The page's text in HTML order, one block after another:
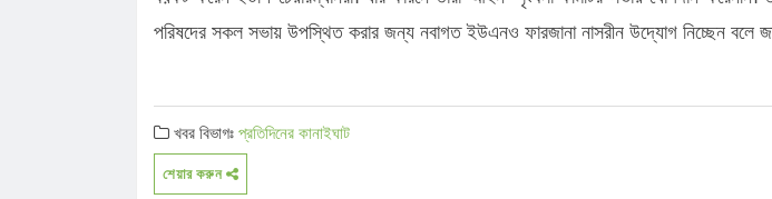
পরিষদের সকল সভায় উপস্থিত করার জন্য নবাগত ইউএনও ফারজানা নাসরীন উদ্যোগ নিচ্ছেন বলে
খবর বিভাগঃপ্রতিদিনের কানাইঘাট
শেয়ার করুন